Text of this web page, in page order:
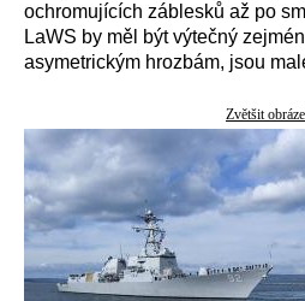
ochromujících záblesků až po
LaWS by měl být výtečný
asymetrickým hrozbám, jsou
Zvětšit